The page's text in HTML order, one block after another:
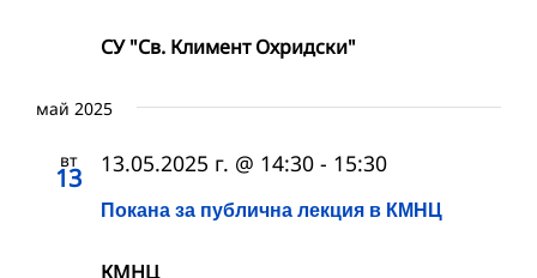
СУ "Св. Климент Охридски"
май 2025
вт
13
Покана за публична лекция в КМНЦ
13.05.2025 г. @ 14:30 - 15:30
КМНЦ